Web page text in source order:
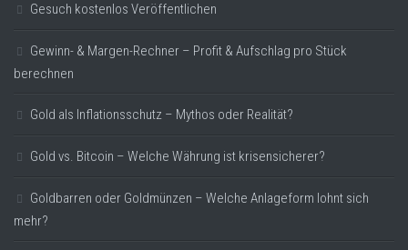
Gesuch kostenlos Veröffentlichen
Gewinn- & Margen-Rechner – Profit & Aufschlag pro Stück
berechnen
Gold als Inflationsschutz – Mythos oder Realität?
Gold vs. Bitcoin – Welche Währung ist krisensicherer?
Goldbarren oder Goldmünzen – Welche Anlageform lohnt sich
mehr?